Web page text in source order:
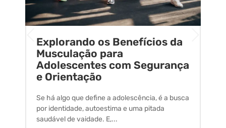
Explorando os Benefícios da
Musculação para
Adolescentes com Segurança
e Orientação
Se há algo que define a adolescência, é a busca
por identidade, autoestima e uma pitada
saudável de vaidade. E,...